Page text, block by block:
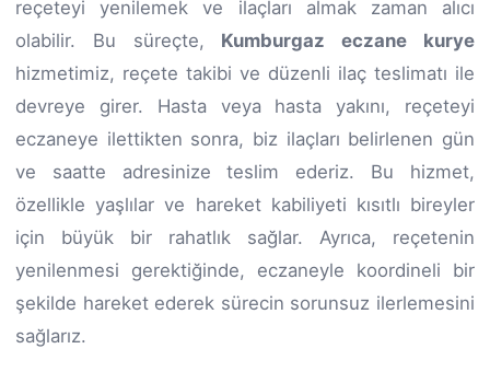
reçeteyi yenilemek ve ilaçları almak zaman alıcı
olabilir. Bu süreçte, Kumburgaz eczane kurye
hizmetimiz, reçete takibi ve düzenli ilaç teslimatı ile
devreye girer. Hasta veya hasta yakını, reçeteyi
eczaneye ilettikten sonra, biz ilaçları belirlenen gün
ve saatte adresinize teslim ederiz. Bu hizmet,
özellikle yaşlılar ve hareket kabiliyeti kısıtlı bireyler
için büyük bir rahatlık sağlar. Ayrıca, reçetenin
yenilenmesi gerektiğinde, eczaneyle koordineli bir
şekilde hareket ederek sürecin sorunsuz ilerlemesini
sağlarız.